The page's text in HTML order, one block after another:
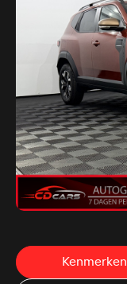
Kenmerken